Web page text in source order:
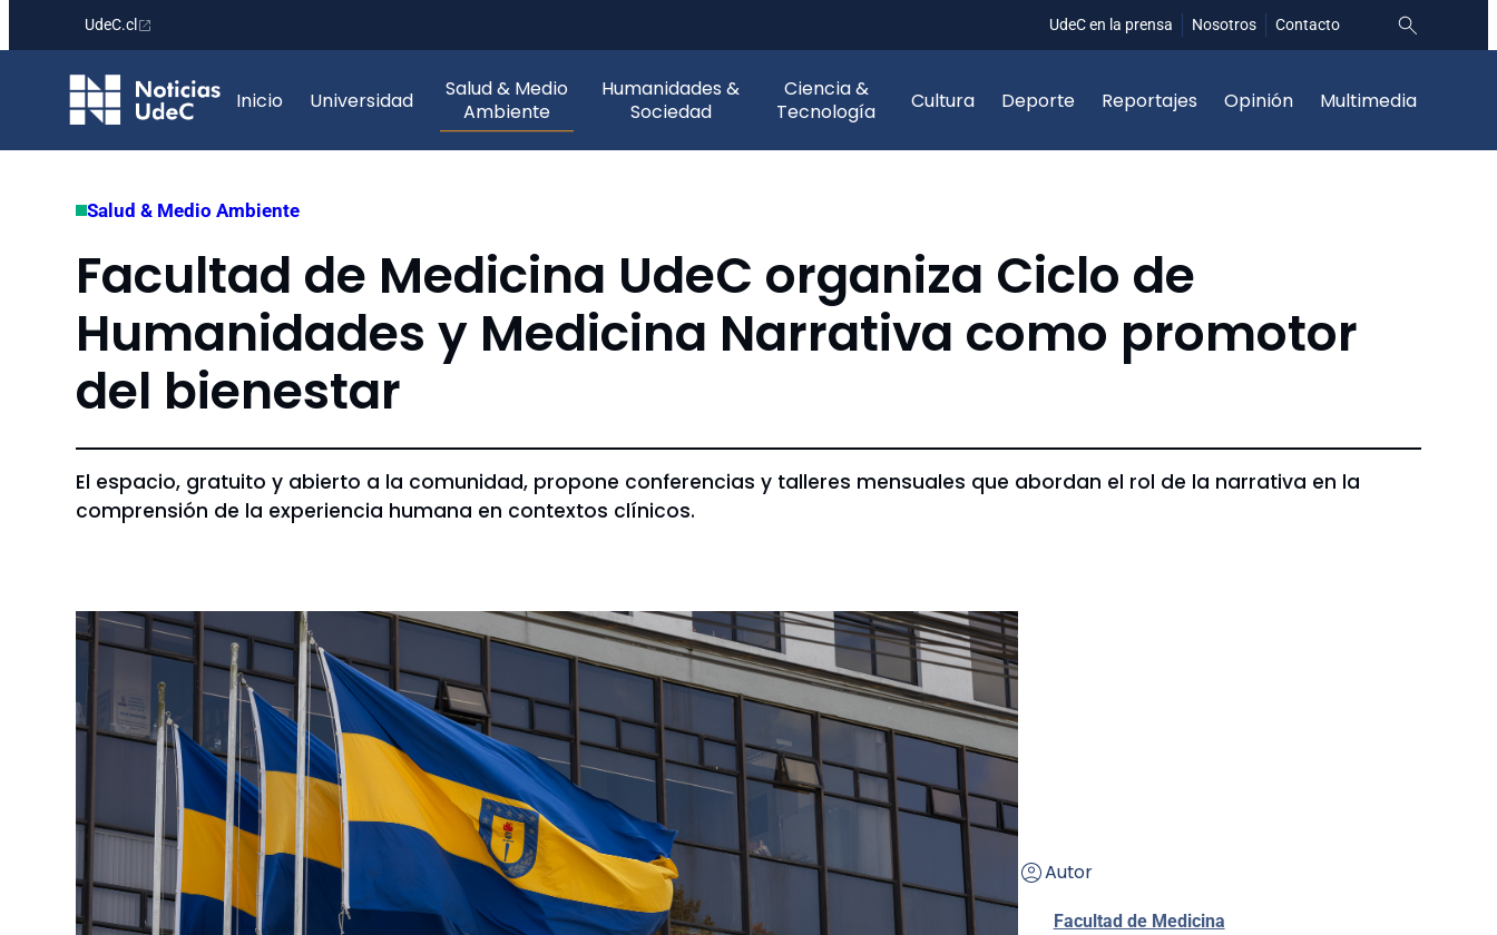
contenido
UdeC.cl UdeC en la prensa Nosotros Contacto
Inicio Universidad
Salud & Medio
Ambiente
Humanidades &
Sociedad
Ciencia &
Tecnología
Cultura Deporte Reportajes Opinión Multimedia
Salud & Medio Ambiente
Facultad de Medicina UdeC organiza Ciclo de
Humanidades y Medicina Narrativa como promotor
del bienestar
El espacio, gratuito y abierto a la comunidad, propone conferencias y talleres mensuales que abordan el rol de la narrativa en la
comprensión de la experiencia humana en contextos clínicos.
Autor
Facultad de Medicina